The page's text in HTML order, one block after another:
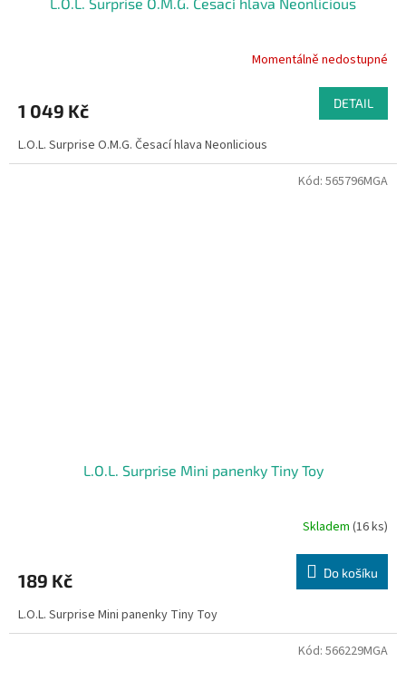
Momentálně nedostupné
1 049 Kč DETAIL
L.O.L. Surprise O.M.G. Česací hlava Neonlicious
L.O.L. Surprise Mini panenky Tiny Toy
Skladem (16 ks)
189 Kč Do košíku
L.O.L. Surprise Mini panenky Tiny Toy
Kód: 565796MGA
Kód: 566229MGA